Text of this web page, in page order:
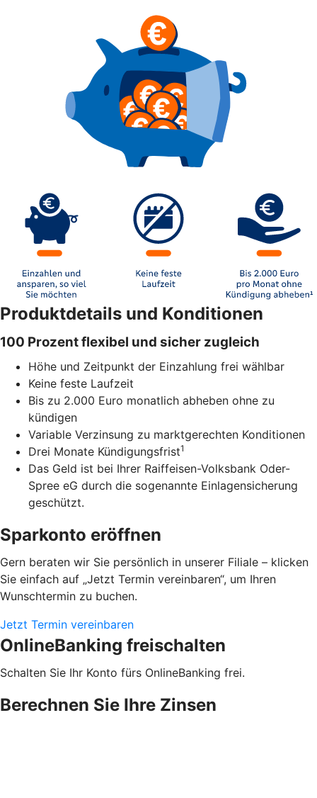
Produktdetails und Konditionen
100 Prozent flexibel und sicher zugleich
Höhe und Zeitpunkt der Einzahlung frei wählbar
Keine feste Laufzeit
Bis zu 2.000 Euro monatlich abheben ohne zu
kündigen
Variable Verzinsung zu marktgerechten Konditionen
Drei Monate Kündigungsfrist1
Das Geld ist bei Ihrer Raiffeisen-Volksbank Oder-
Spree eG durch die sogenannte Einlagensicherung
geschützt.
Sparkonto eröffnen
Gern beraten wir Sie persönlich in unserer Filiale – klicken
Sie einfach auf „Jetzt Termin vereinbaren“, um Ihren
Wunschtermin zu buchen.
Jetzt Termin vereinbaren
OnlineBanking freischalten
Schalten Sie Ihr Konto fürs OnlineBanking frei.
Berechnen Sie Ihre Zinsen